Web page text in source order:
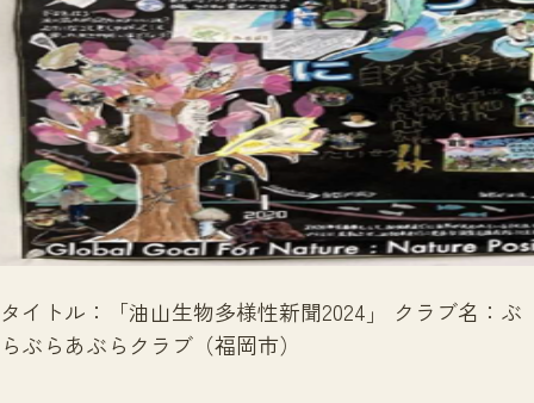
文字サイズ 小 中 大
生物多様性ふくおかウェブセンターとは
サイトマップ
タイトル：「油山生物多様性新聞2024」 クラブ名：ぶ
らぶらあぶらクラブ（福岡市）